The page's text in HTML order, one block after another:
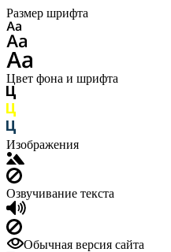
Размер шрифта
Цвет фона и шрифта
Изображения
Озвучивание текста
Обычная версия сайта